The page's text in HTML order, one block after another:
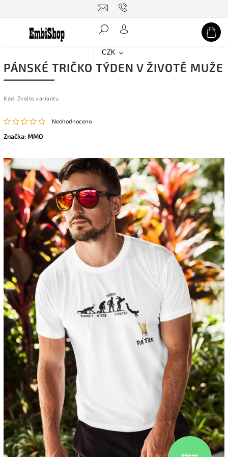
CZK
Hledat
PÁNSKÉ TRIČKO TÝDEN V ŽIVOTĚ MUŽE
Kód: Zvolte variantu
Neohodnoceno
Značka:MMO
550 Kč